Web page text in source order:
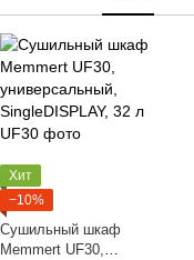
Хит
−10%
Сушильный шкаф
Memmert UF30,